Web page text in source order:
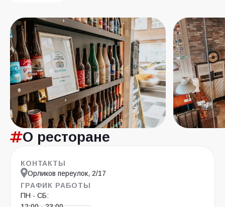
О ресторане
КОНТАКТЫ
Орликов переулок, 2/17
ГРАФИК РАБОТЫ
ПН - СБ: